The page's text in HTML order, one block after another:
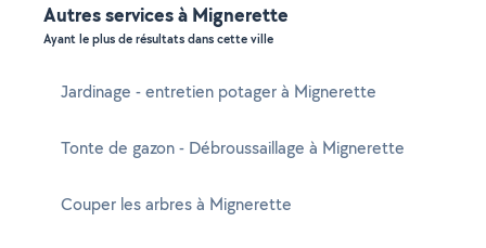
Autres services à Mignerette
Ayant le plus de résultats dans cette ville
Jardinage - entretien potager à Mignerette
Tonte de gazon - Débroussaillage à Mignerette
Couper les arbres à Mignerette